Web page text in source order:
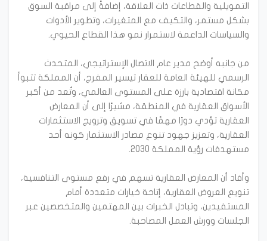
التمويلية والقطاعات ذات العلاقة، إضافةً إلى مراقبة السوق
بشكل مستمر، والتكيف مع المتغيرات، وتطوير الأدوات
من جانبه أوضح مدير عام الاتصال الإستراتيجي، المتحدث
الرسمي للهيئة العامة للعقار تيسير المفرج، أن المملكة تتبوأ
مكانة اقتصادية بارزة على المستوى العالمي، وتُعد من أكبر
الأسواق العقارية في المنطقة، مشيرًا إلى أن المعارض
العقارية تؤدي دورًا مهمًا في تسويق وترويج الاستثمارات
العقارية، وتعزيز جهود تنوع مصادر الاستثمار كونه أحد
وأفاد أن المعارض العقارية تسهم في رفع مستوى التنافسية،
تنويع العروض العقارية، إتاحة خيارات متعددة أمام
المستفيدين، وتبادل الخبرات بين المهتمين والمتخصصين عبر